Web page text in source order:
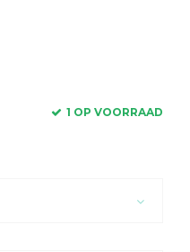
1 OP VOORRAAD